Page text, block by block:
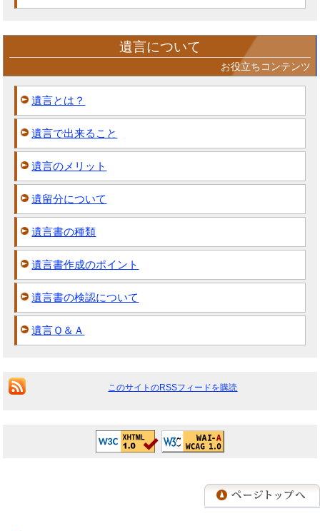
遺言について
お役立ちコンテンツ
遺言とは？
遺言で出来ること
遺言のメリット
遺留分について
遺言書の種類
遺言書作成のポイント
遺言書の検認について
遺言Ｑ＆Ａ
このサイトのRSSフィードを購読